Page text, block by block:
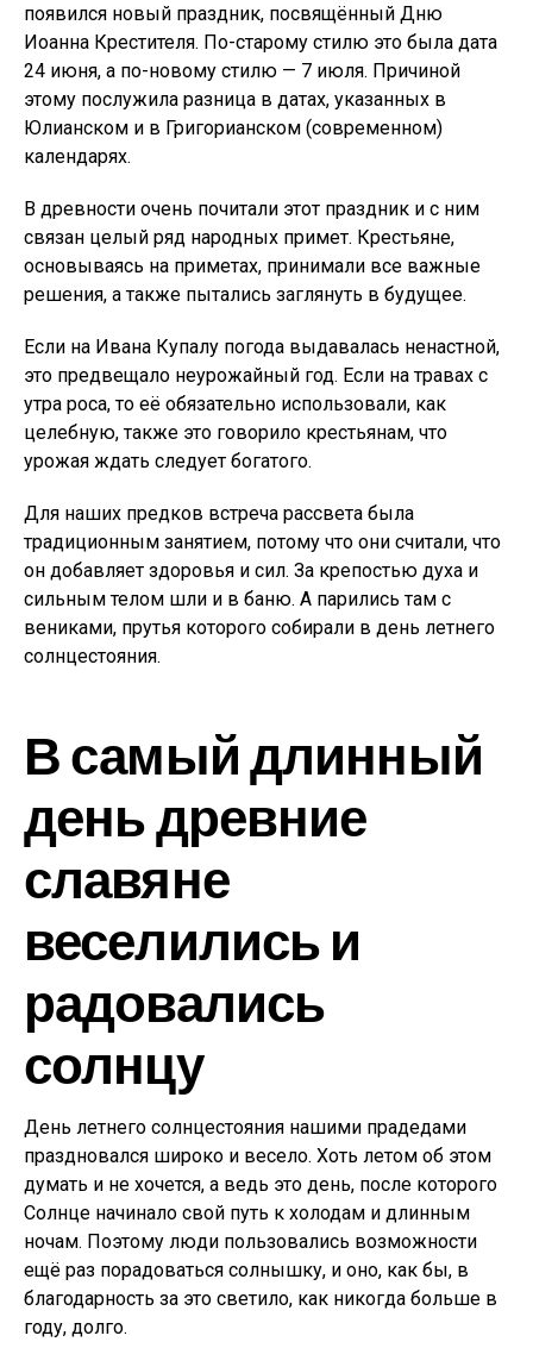
появился новый праздник, посвящённый Дню
Иоанна Крестителя. По-старому стилю это была дата
24 июня, а по-новому стилю — 7 июля. Причиной
этому послужила разница в датах, указанных в
Юлианском и в Григорианском (современном)
календарях.
В древности очень почитали этот праздник и с ним
связан целый ряд народных примет. Крестьяне,
основываясь на приметах, принимали все важные
решения, а также пытались заглянуть в будущее.
Если на Ивана Купалу погода выдавалась ненастной,
это предвещало неурожайный год. Если на травах с
утра роса, то её обязательно использовали, как
целебную, также это говорило крестьянам, что
урожая ждать следует богатого.
Для наших предков встреча рассвета была
традиционным занятием, потому что они считали, что
он добавляет здоровья и сил. За крепостью духа и
сильным телом шли и в баню. А парились там с
вениками, прутья которого собирали в день летнего
солнцестояния.
В самый длинный
день древние
славяне
веселились и
радовались
солнцу
День летнего солнцестояния нашими прадедами
праздновался широко и весело. Хоть летом об этом
думать и не хочется, а ведь это день, после которого
Солнце начинало свой путь к холодам и длинным
ночам. Поэтому люди пользовались возможности
ещё раз порадоваться солнышку, и оно, как бы, в
благодарность за это светило, как никогда больше в
году, долго.